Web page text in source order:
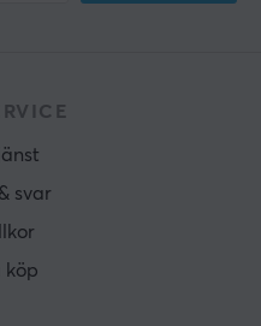
svar
köp